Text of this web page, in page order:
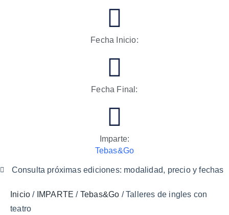
Fecha Inicio:
Fecha Final:
Imparte:
Tebas&Go
Consulta próximas ediciones: modalidad, precio y fechas
Inicio / IMPARTE / Tebas&Go / Talleres de ingles con
teatro